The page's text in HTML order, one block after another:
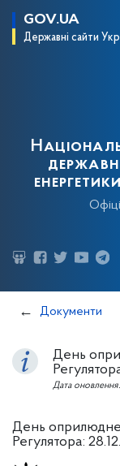
GOV.UA
Державні сайти
Документи
День
Дата
День
Регулятора: